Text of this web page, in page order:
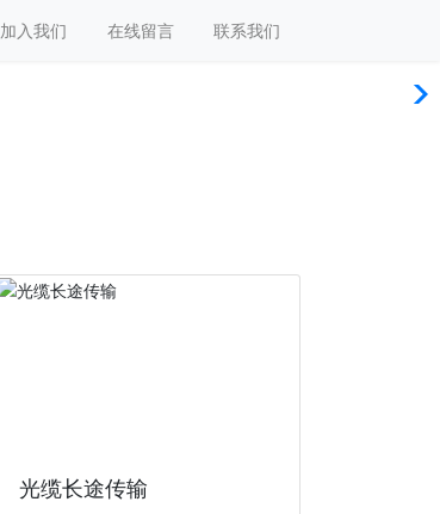
加入我们 在线留言 联系我们
光缆长途传输